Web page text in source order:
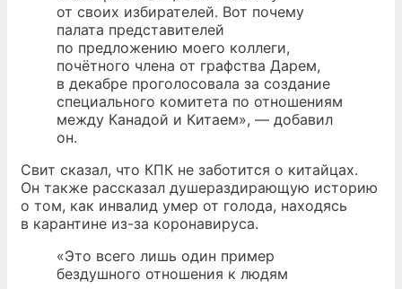
от своих избирателей. Вот почему
палата представителей
по предложению моего коллеги,
почётного члена от графства Дарем,
в декабре проголосовала за создание
специального комитета по отношениям
между Канадой и Китаем», — добавил
он.
Свит сказал, что КПК не заботится о китайцах.
Он также рассказал душераздирающую историю
о том, как инвалид умер от голода, находясь
в карантине из-за коронавируса.
«Это всего лишь один пример
бездушного отношения к людям